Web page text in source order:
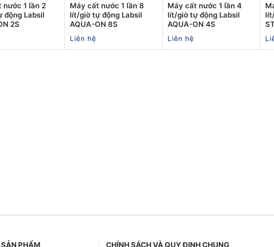
nước 1 lần 2
động Labsil
2S
Máy cất nước 1 lần 8
lít/giờ tự động Labsil
AQUA-ON 8S
Liên hệ
Máy cất nước 1 lần 4
lít/giờ tự động Labsil
AQUA-ON 4S
Liên hệ
PHẨM CHÍNH SÁCH VÀ QUY ĐỊNH CHUNG